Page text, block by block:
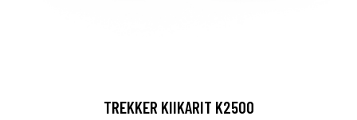
TREKKER KIIKARIT K2500